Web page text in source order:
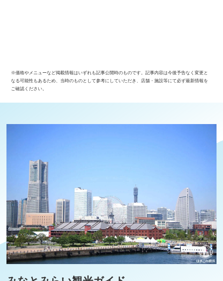
※価格やメニューなど掲載情報はいずれも記事公開時のものです。記事内容は今後予告なく変更と
なる可能性もあるため、当時のものとして参考にしていただき、店舗・施設等にて必ず最新情報を
ご確認ください。